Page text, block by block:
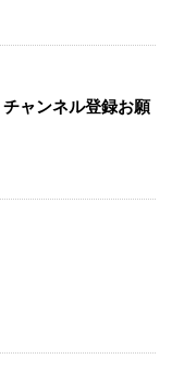
ャンネル登録お願